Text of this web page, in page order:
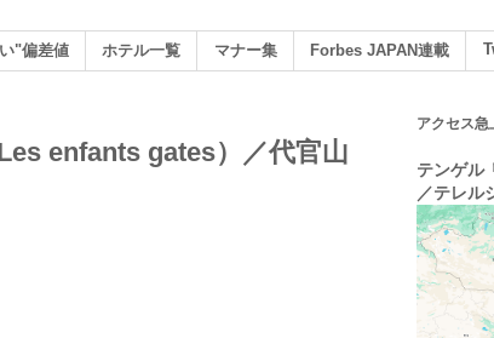
"偏差値 ホテル一覧 マナー集 Forbes JAPAN連載
enfants gates）／代官山
アクセス急
テンゲル
／テレル